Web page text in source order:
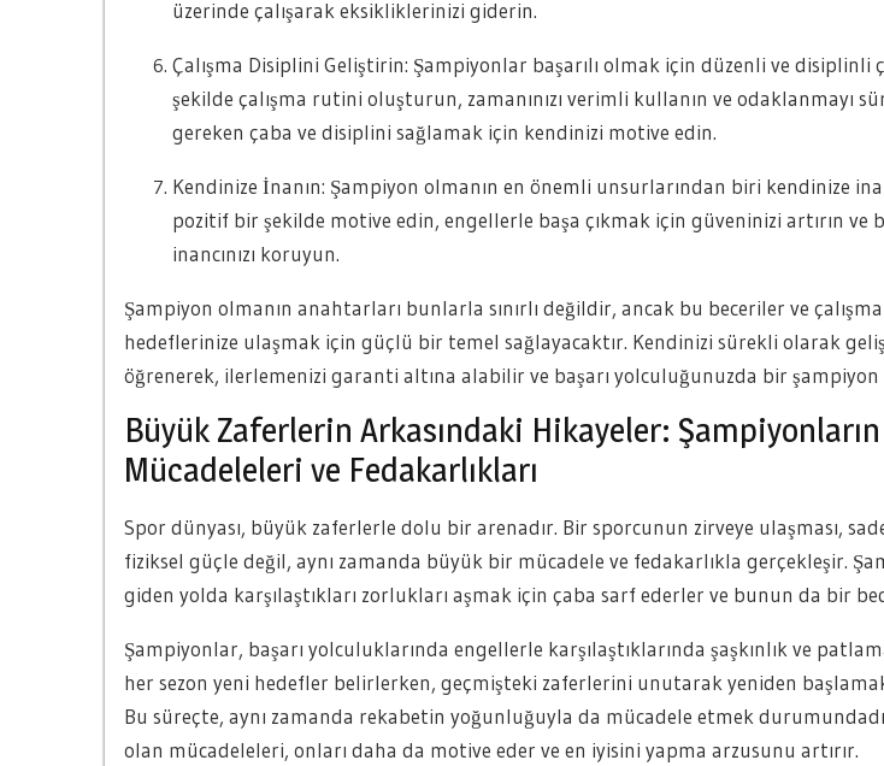
üzerinde çalışarak eksikliklerinizi giderin.
Çalışma Disiplini Geliştirin: Şampiyonlar başarılı olmak için düzenli ve disiplinli
şekilde çalışma rutini oluşturun, zamanınızı verimli kullanın ve odaklanmayı
gereken çaba ve disiplini sağlamak için kendinizi motive edin.
Kendinize İnanın: Şampiyon olmanın en önemli unsurlarından biri kendinize
pozitif bir şekilde motive edin, engellerle başa çıkmak için güveninizi artırın ve
inancınızı koruyun.
Şampiyon olmanın anahtarları bunlarla sınırlı değildir, ancak bu beceriler ve
hedeflerinize ulaşmak için güçlü bir temel sağlayacaktır. Kendinizi sürekli olarak
öğrenerek, ilerlemenizi garanti altına alabilir ve başarı yolculuğunuzda bir
Büyük Zaferlerin Arkasındaki Hikayeler: Şampiyonların
Mücadeleleri ve Fedakarlıkları
Spor dünyası, büyük zaferlerle dolu bir arenadır. Bir sporcunun zirveye ulaşması,
fiziksel güçle değil, aynı zamanda büyük bir mücadele ve fedakarlıkla gerçekleşir.
giden yolda karşılaştıkları zorlukları aşmak için çaba sarf ederler ve bunun da bir
Şampiyonlar, başarı yolculuklarında engellerle karşılaştıklarında şaşkınlık ve
her sezon yeni hedefler belirlerken, geçmişteki zaferlerini unutarak yeniden
Bu süreçte, aynı zamanda rekabetin yoğunluğuyla da mücadele etmek
olan mücadeleleri, onları daha da motive eder ve en iyisini yapma arzusunu artırır.